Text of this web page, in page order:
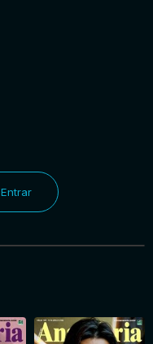
Entrar